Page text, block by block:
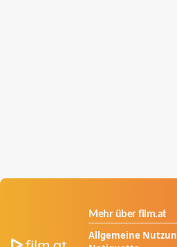
Mehr über film.at
Allgemeine